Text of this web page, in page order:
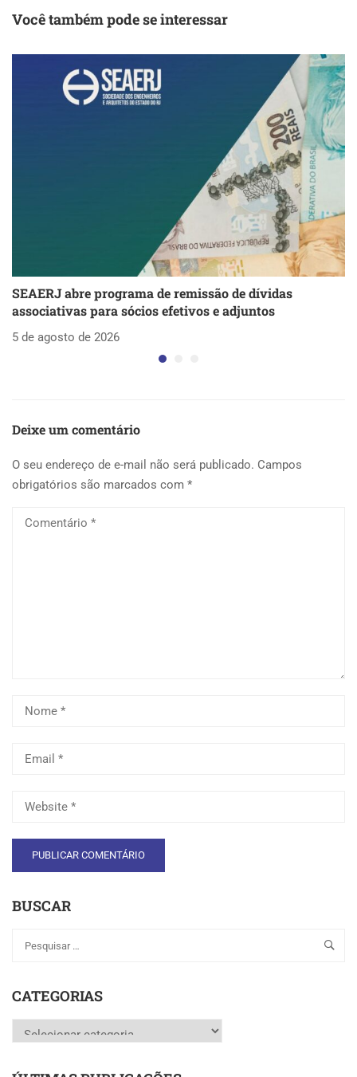
Você também pode se interessar
SEAERJ abre programa de remissão de dívidas
associativas para sócios efetivos e adjuntos
5 de agosto de 2026
Deixe um comentário
O seu endereço de e-mail não será publicado. Campos
obrigatórios são marcados com *
BUSCAR
CATEGORIAS
Categorias